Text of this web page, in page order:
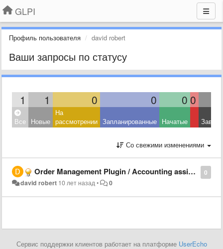
GLPI
Профиль пользователя david robert
Ваши запросы по статусу
1 1 0 0 0 0
Все Новые
На
рассмотрении Запланированные Начатые
Со свежими изменениями
0
Order Management Plugin / Accounting assignment
david robert 10 лет назад• 0
Сервис поддержки клиентов работает на платформе UserEcho